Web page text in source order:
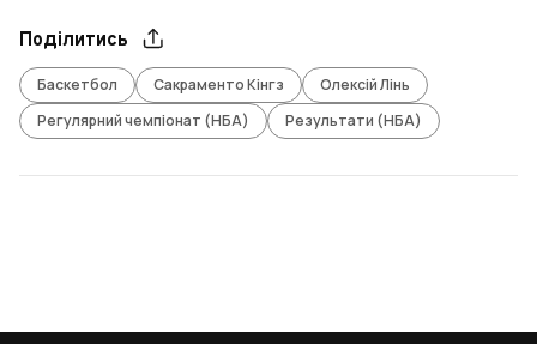
Поділитись
Баскетбол Сакраменто Кінгз
Олексій Лінь
Регулярний чемпіонат (НБА)
Результати (НБА)